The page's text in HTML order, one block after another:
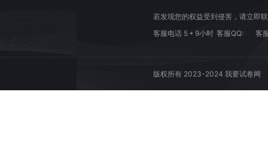
若发现您的权益受到侵害，请立即
客服电话 5 * 9小时 客服QQ: 客
版权所有 2023-2024 我要试卷网